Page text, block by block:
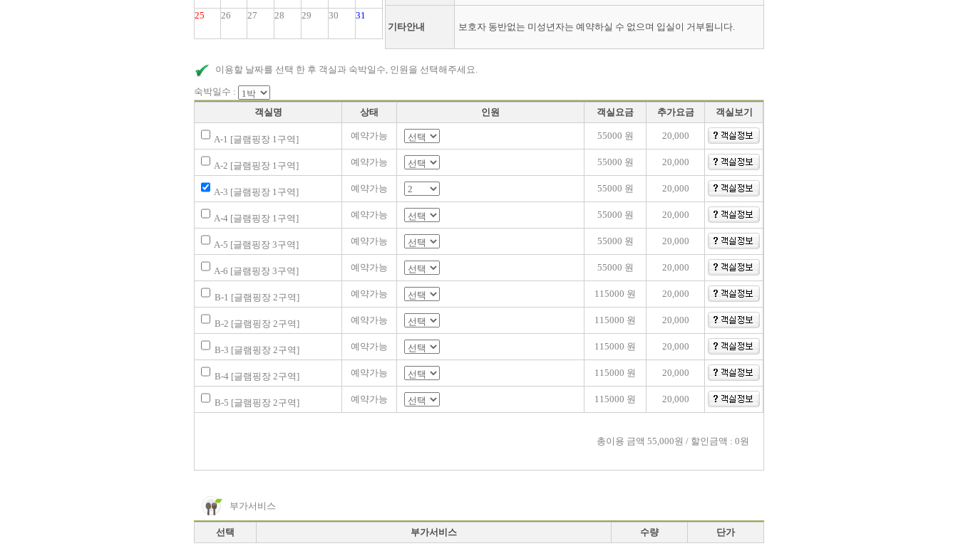
25 26 27 28 29 30 31
기타안내 보호자 동반없는 미성년자는 예약하실 수 없으며 입실이 거부됩니다.
이용할 날짜를 선택 한 후 객실과 숙박일수, 인원을 선택해주세요.
숙박일수 :
객실명
상태 인원 객실요금 추가요금 객실보기
A-1 [글램핑장 1구역] 예약가능 55000 원 20,000
A-2 [글램핑장 1구역] 예약가능 55000 원 20,000
A-3 [글램핑장 1구역] 예약가능 55000 원 20,000
A-4 [글램핑장 1구역] 예약가능 55000 원 20,000
A-5 [글램핑장 3구역] 예약가능 55000 원 20,000
A-6 [글램핑장 3구역] 예약가능 55000 원 20,000
B-1 [글램핑장 2구역] 예약가능 115000 원 20,000
B-2 [글램핑장 2구역] 예약가능 115000 원 20,000
B-3 [글램핑장 2구역] 예약가능 115000 원 20,000
B-4 [글램핑장 2구역] 예약가능 115000 원 20,000
B-5 [글램핑장 2구역] 예약가능 115000 원 20,000
총이용 금액 55,000원 / 할인금액 : 0원
부가서비스
선택 부가서비스 수량 단가